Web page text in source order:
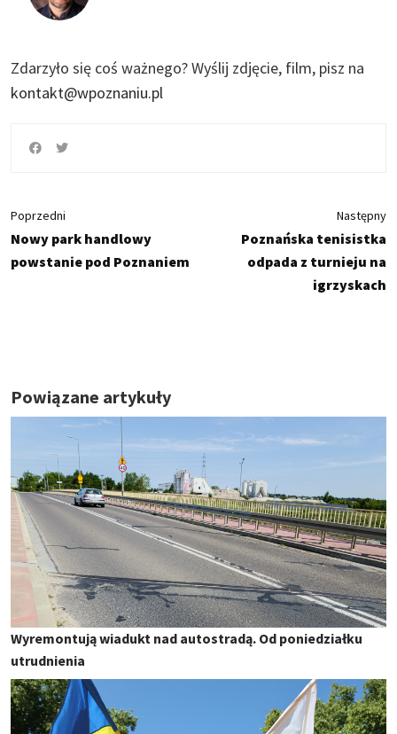
Zdarzyło się coś ważnego?Wyślij zdjęcie, film, pisz na
kontakt@wpoznaniu.pl
Poprzedni
Nowy park handlowy
powstanie pod Poznaniem
Następny
Poznańska tenisistka
odpada z turnieju na
igrzyskach
Powiązane artykuły
Wyremontują wiadukt nad autostradą. Od poniedziałku
utrudnienia